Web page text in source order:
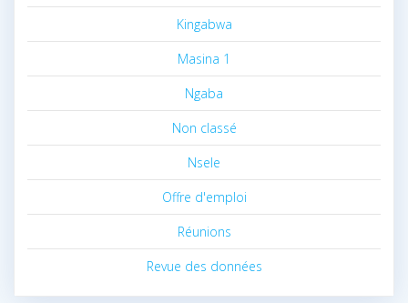
Kingabwa
Masina 1
Ngaba
Non classé
Nsele
Offre d'emploi
Réunions
Revue des données